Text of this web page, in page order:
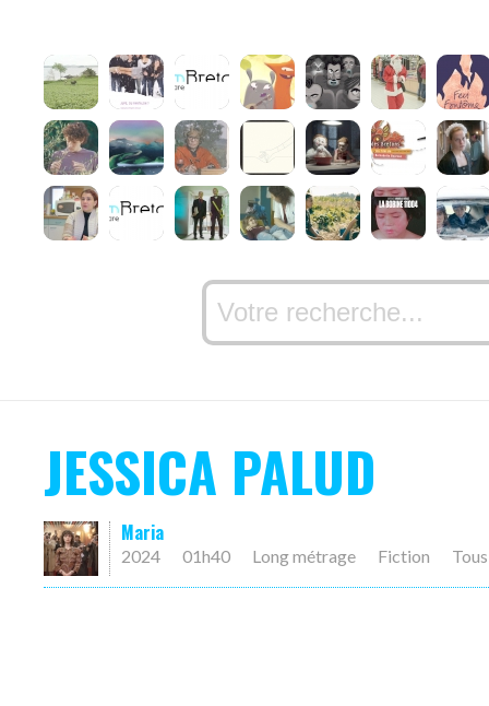
JESSICA PALUD
Maria
2024 01h40 Long métrage Fiction